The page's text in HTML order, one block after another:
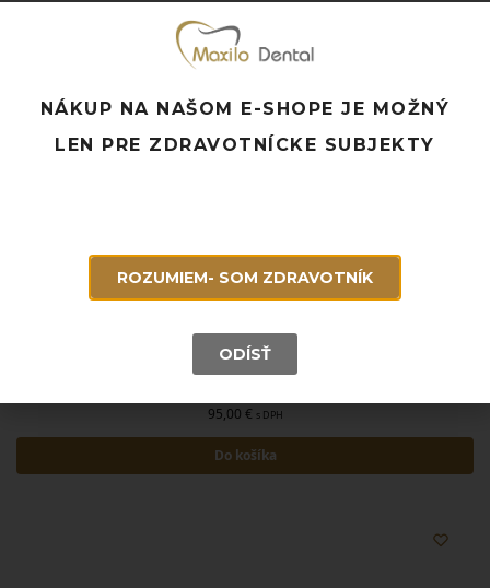
95,00 € s DPH
Do košíka
NÁKUP NA NAŠOM E-SHOPE JE MOŽNÝ
LEN PRE ZDRAVOTNÍCKE SUBJEKTY
ROZUMIEM- SOM ZDRAVOTNÍK
ODÍSŤ